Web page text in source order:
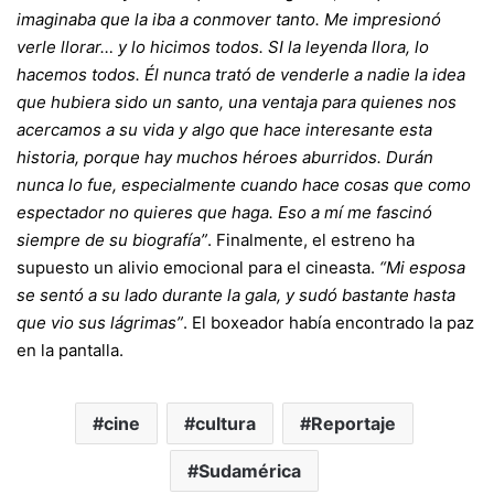
imaginaba que la iba a conmover tanto. Me impresionó
verle llorar… y lo hicimos todos. SI la leyenda llora, lo
hacemos todos. Él nunca trató de venderle a nadie la idea
que hubiera sido un santo, una ventaja para quienes nos
acercamos a su vida y algo que hace interesante esta
historia, porque hay muchos héroes aburridos. Durán
nunca lo fue, especialmente cuando hace cosas que como
espectador no quieres que haga. Eso a mí me fascinó
siempre de su biografía”. Finalmente, el estreno ha
supuesto un alivio emocional para el cineasta. “Mi esposa
se sentó a su lado durante la gala, y sudó bastante hasta
que vio sus lágrimas”. El boxeador había encontrado la paz
en la pantalla.
cine cultura Reportaje
Sudamérica